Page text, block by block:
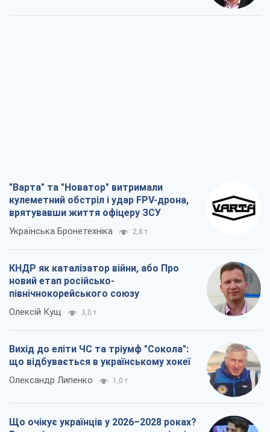
"Варта" та "Новатор" витримали
кулеметний обстріл і удар FPV-дрона,
врятувавши життя офіцеру ЗСУ
Українська Бронетехніка 2,8 т.
КНДР як каталізатор війни, або Про
новий етап російсько-
північнокорейського союзу
Олексій Кущ 3,0 т.
Вихід до еліти ЧС та тріумф "Сокола":
що відбувається в українському хокеї
Олександр Липенко 1,0 т.
Що очікує українців у 2026–2028 роках?